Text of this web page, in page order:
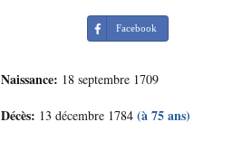
Facebook
Naissance: 18 septembre 1709
Décès: 13 décembre 1784 (à 75 ans)